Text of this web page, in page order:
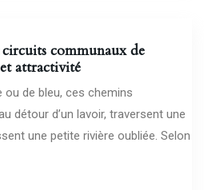
communaux de
attractivité
ou de bleu, ces chemins
détour d’un lavoir, traversent une
une petite rivière oubliée. Selon